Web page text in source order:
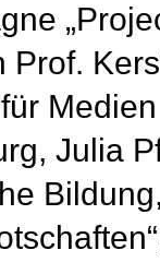
Prof.
Julia